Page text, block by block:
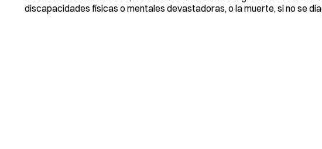
discapacidades físicas o mentales devastadoras, o la muerte, si no se